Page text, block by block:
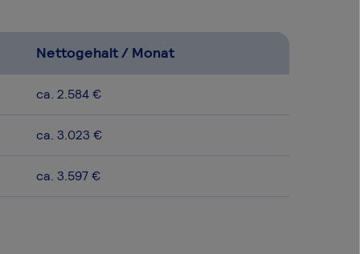
Nettogehalt / Monat
ca. 2.584 €
ca. 3.023 €
ca. 3.597 €